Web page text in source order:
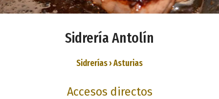
Sidrería Antolín
Sidrerías › Asturias
Accesos directos